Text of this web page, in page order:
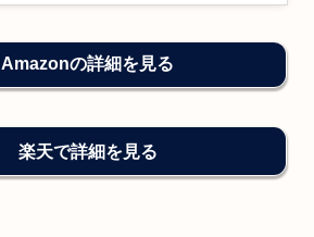
Amazonの詳細を見る
楽天で詳細を見る